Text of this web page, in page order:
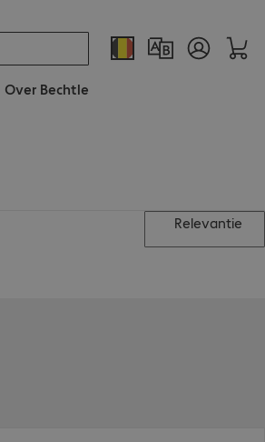
Over Bechtle
Relevantie